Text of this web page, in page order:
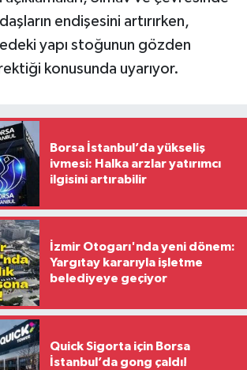
endişesini artırırken,
yapı stoğunun gözden
konusunda uyarıyor.
Borsa İstanbul’da yükseliş
ivmesi: Halka arzlar yatırımcı
ilgisini artırabilir
İzmir Otogarı'nda yeni dönem:
Yargıtay kararıyla işletme
belediyeye geçiyor
Quick Sigorta için Borsa
İstanbul’da gong çaldı!